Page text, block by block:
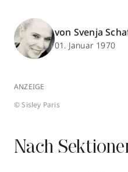
von Svenja
01. Januar 1970
ANZEIGE
© Sisley Paris
Nach